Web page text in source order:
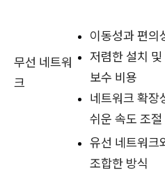
무선 네트워
크
이동성과 편의
저렴한 설치 및
보수 비용
네트워크 확장
쉬운 속도 조절
유선 네트워크
조합한 방식